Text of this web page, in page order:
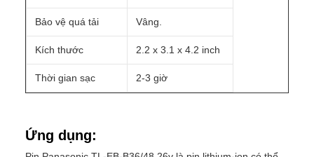
Bảo vệ quá tải Vâng.
Kích thước 2.2 x 3.1 x 4.2 inch
Thời gian sạc 2-3 giờ
Ứng dụng: